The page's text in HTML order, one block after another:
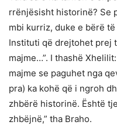
rrënjësisht historinë? Se
mbi kurriz, duke e bërë
Instituti që drejtohet prej
majme…”. I thashë
majme se paguhet nga
pra) ka kohë që i ngroh
zhbërë historinë. Është
zhbëjnë,” tha Braho.